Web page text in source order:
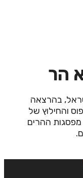
הר
בהרצאה
והחילוץ של
ההרים